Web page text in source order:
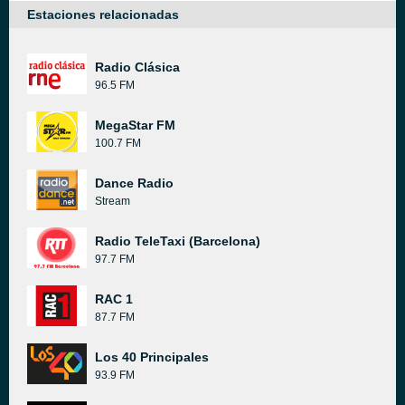
Estaciones relacionadas
Radio Clásica
96.5 FM
MegaStar FM
100.7 FM
Dance Radio
Stream
Radio TeleTaxi (Barcelona)
97.7 FM
RAC 1
87.7 FM
Los 40 Principales
93.9 FM